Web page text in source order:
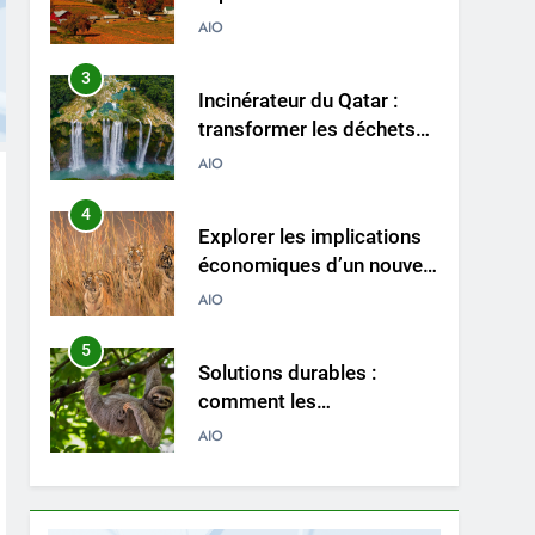
de Sainte-Lucie
AIO
3
Incinérateur du Qatar :
transformer les déchets
en solutions énergétiques
AIO
4
Explorer les implications
économiques d’un nouvel
incinérateur au Pérou
AIO
5
Solutions durables :
comment les
incinérateurs norvégiens
AIO
6
Faire monter la pression :